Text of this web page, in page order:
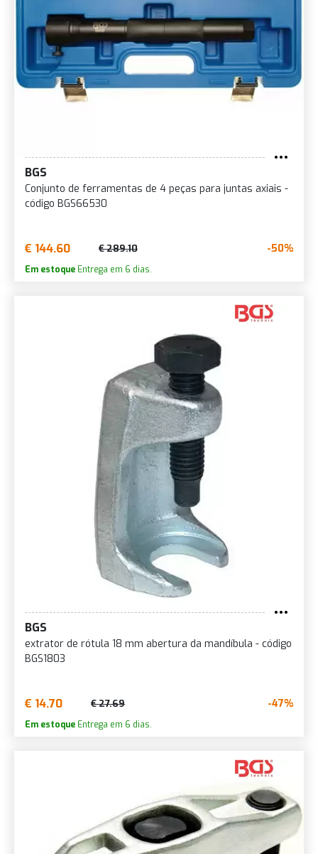
BGS
Conjunto de ferramentas de 4 peças para juntas axiais -
código BGS66530
€ 144.60 € 289.10 -50%
Em estoque Entrega em 6 dias.
BGS
extrator de rótula 18 mm abertura da mandíbula - código
BGS1803
€ 14.70 € 27.69 -47%
Em estoque Entrega em 6 dias.